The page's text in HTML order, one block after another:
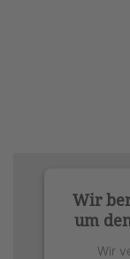
Wir
um
Wir